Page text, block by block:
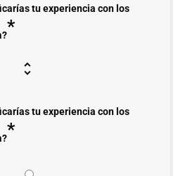
tu experiencia con los
*
tu experiencia con los
*